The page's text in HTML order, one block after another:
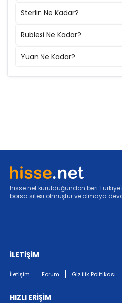
Sterlin Ne Kadar?
Rublesi Ne Kadar?
Yuan Ne Kadar?
hisse.net kurulduğundan beri
borsa sitesi olmuştur ve olmaya
İLETİŞİM
İletişim Forum Gizlilik Politikası
HIZLI ERİŞİM